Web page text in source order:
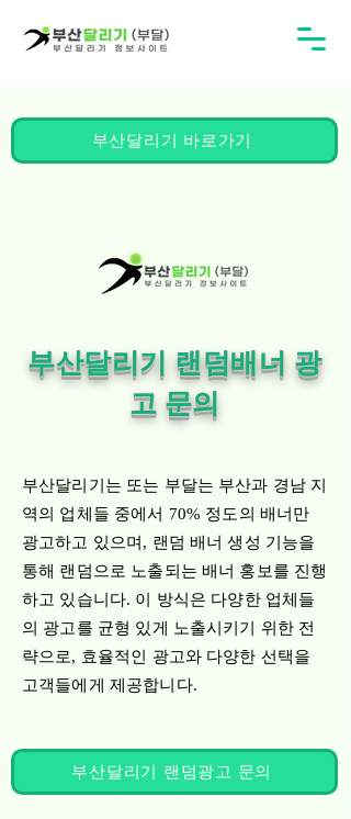
부산달리기 바로가기
부산달리기 랜덤배너 광
고 문의
부산달리기는 또는 부달는 부산과 경남 지
역의 업체들 중에서 70% 정도의 배너만
광고하고 있으며, 랜덤 배너 생성 기능을
통해 랜덤으로 노출되는 배너 홍보를 진행
하고 있습니다. 이 방식은 다양한 업체들
의 광고를 균형 있게 노출시키기 위한 전
략으로, 효율적인 광고와 다양한 선택을
고객들에게 제공합니다.
부산달리기 랜덤광고 문의